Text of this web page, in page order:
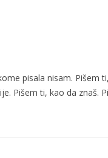
pisala nisam.
Pišem ti, kao da